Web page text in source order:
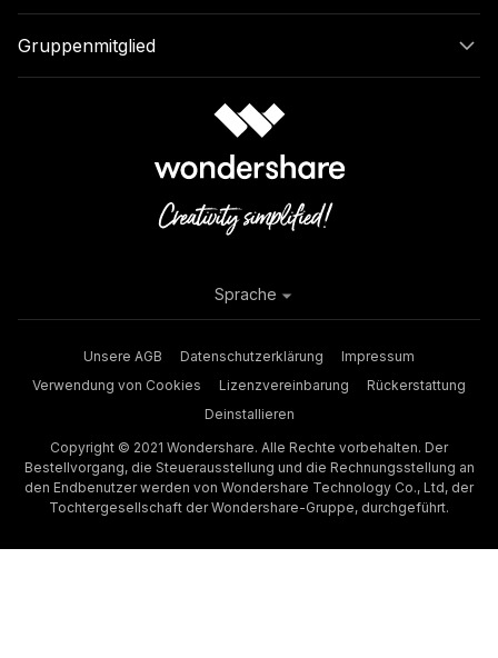
Gruppenmitglied
Unsere AGB Datenschutzerklärung
Impressum
Verwendung von Cookies
Lizenzvereinbarung
Rückerstattung
Deinstallieren
Copyright © 2021 Wondershare. Alle Rechte vorbehalten. Der
Bestellvorgang, die Steuerausstellung und die Rechnungsstellung an
den Endbenutzer werden von Wondershare Technology Co., Ltd, der
Tochtergesellschaft der Wondershare-Gruppe, durchgeführt.
Sprache